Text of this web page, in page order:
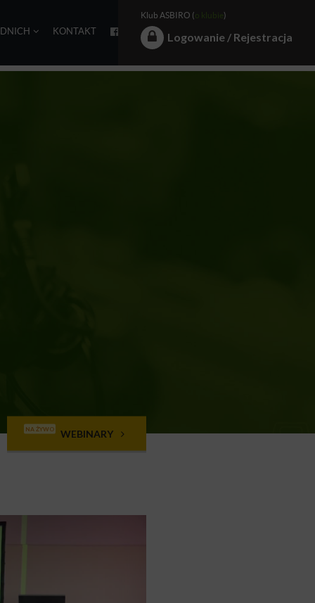
KONTAKT
Klub ASBIRO ( o klubie)
Logowanie / Rejestracja
NA ŻYWO WEBINARY